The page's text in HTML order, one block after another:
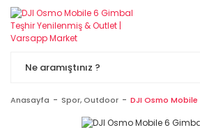
Anasayfa Spor, Outdoor DJI Osmo